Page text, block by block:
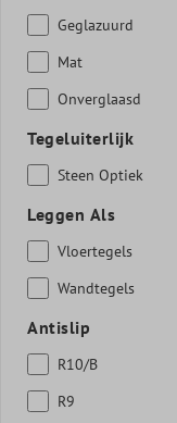
Geglazuurd
Mat
Onverglaasd
Tegeluiterlijk
Steen Optiek
Leggen Als
Vloertegels
Wandtegels
Antislip
R10/B
R9